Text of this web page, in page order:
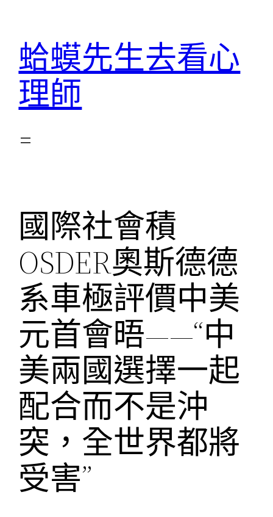
蛤蟆先生去看心
理師
國際社會積
OSDER奧斯德德
系車極評價中美
元首會晤——“中
美兩國選擇一起
配合而不是沖
突，全世界都將
受害”